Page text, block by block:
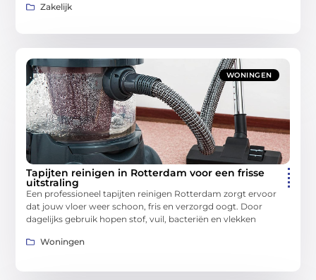
Zakelijk
WONINGEN
Tapijten reinigen in Rotterdam voor een frisse
uitstraling
Een professioneel tapijten reinigen Rotterdam zorgt ervoor
dat jouw vloer weer schoon, fris en verzorgd oogt. Door
dagelijks gebruik hopen stof, vuil, bacteriën en vlekken
Woningen